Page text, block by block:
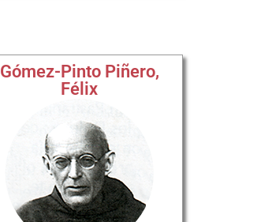
Gómez-Pinto Piñero,
Félix